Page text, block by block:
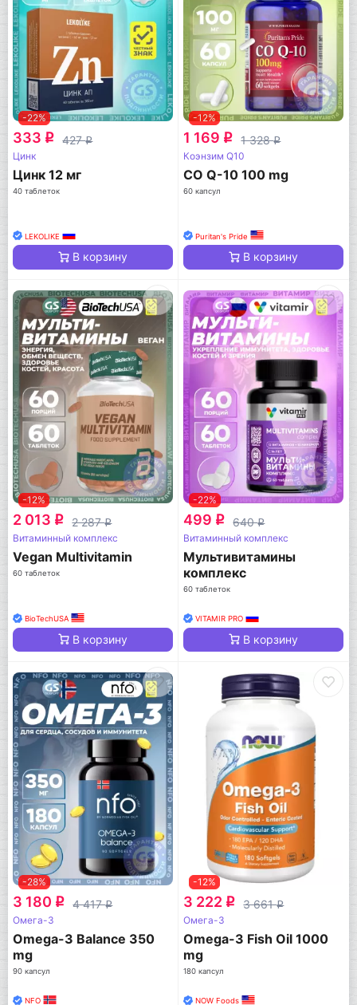
-22%
333 q 427q
Цинк
Цинк 12 мг
40 таблеток
LEKOLIKE
В корзину
-12%
1 169 q 1 328q
Коэнзим Q10
CO Q-10 100 mg
60 капсул
Puritan's Pride
В корзину
-12%
2 013 q 2 287q
Витаминный комплекс
Vegan Multivitamin
60 таблеток
BioTechUSA
В корзину
-22%
499 q 640q
Витаминный комплекс
Мультивитамины
комплекс
60 таблеток
VITAMIR PRO
В корзину
-28%
3 180 q 4 417q
Омега-3
Omega-3 Balance 350
mg
90 капсул
NFO
-12%
3 222 q 3 661q
Омега-3
Omega-3 Fish Oil 1000
mg
180 капсул
NOW Foods